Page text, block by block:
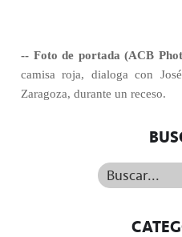
-- Foto de portada (ACB
camisa roja, dialoga con
Zaragoza, durante un receso.
Buscar...